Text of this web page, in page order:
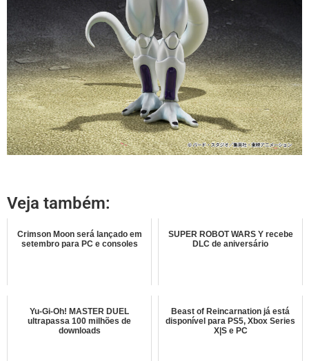
Veja também:
Crimson Moon será lançado em
setembro para PC e consoles
SUPER ROBOT WARS Y recebe
DLC de aniversário
Yu-Gi-Oh! MASTER DUEL
ultrapassa 100 milhões de
downloads
Beast of Reincarnation já está
disponível para PS5, Xbox Series
X|S e PC